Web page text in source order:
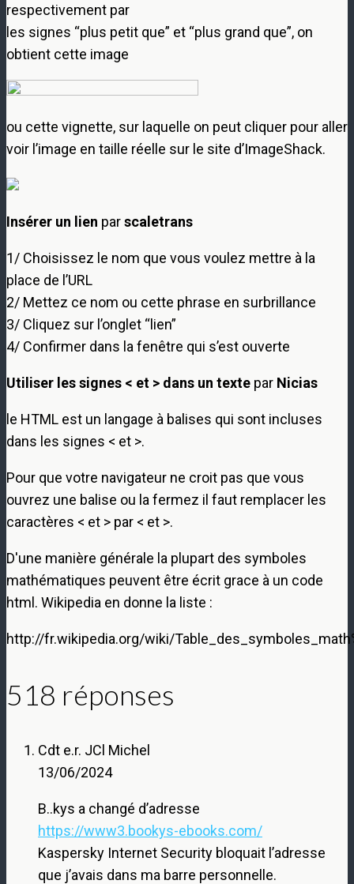
respectivement par
les signes “plus petit que” et “plus grand que”, on
obtient cette image
ou cette vignette, sur laquelle on peut cliquer pour aller
voir l’image en taille réelle sur le site d’ImageShack.
Insérer un lien parscaletrans
1/ Choisissez le nom que vous voulez mettre à la
place de l’URL
2/ Mettez ce nom ou cette phrase en surbrillance
3/ Cliquez sur l’onglet “lien”
4/ Confirmer dans la fenêtre qui s’est ouverte
Utiliser les signes < et > dans un texte par Nicias
le HTML est un langage à balises qui sont incluses
dans les signes < et >.
Pour que votre navigateur ne croit pas que vous
ouvrez une balise ou la fermez il faut remplacer les
caractères < et > par < et >.
D'une manière générale la plupart des symboles
mathématiques peuvent être écrit grace à un code
html. Wikipedia en donne la liste :
http://fr.wikipedia.org/wiki/
518 réponses
Cdt e.r. JCl Michel
13/06/2024
B..kys a changé d’adresse
https://www3.bookys-ebooks.com/
Kaspersky Internet Security bloquait l’adresse
que j’avais dans ma barre personnelle.